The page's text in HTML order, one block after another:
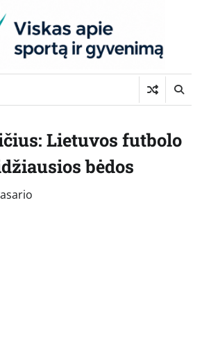
Lietuvos futbolo
bėdos